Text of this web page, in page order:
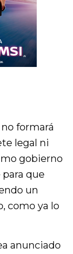
formará
legal ni
gobierno
que
un
como ya lo
anunciado